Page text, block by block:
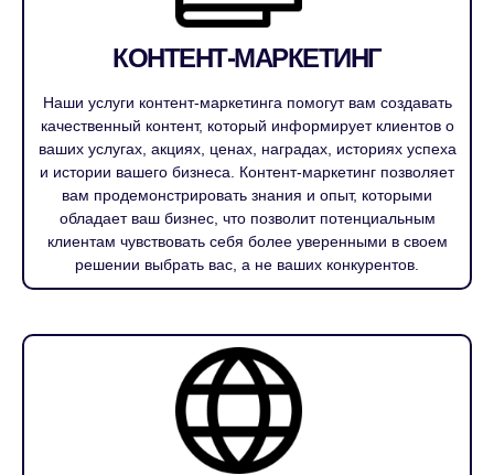
КОНТЕНТ-МАРКЕТИНГ
Наши услуги контент-маркетинга помогут вам создавать
качественный контент, который информирует клиентов о
ваших услугах, акциях, ценах, наградах, историях успеха
и истории вашего бизнеса. Контент-маркетинг позволяет
вам продемонстрировать знания и опыт, которыми
обладает ваш бизнес, что позволит потенциальным
клиентам чувствовать себя более уверенными в своем
решении выбрать вас, а не ваших конкурентов.